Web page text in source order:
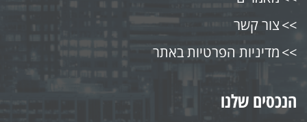
צור קשר
מדיניות הפרטיות באתר
הנכסים שלנו